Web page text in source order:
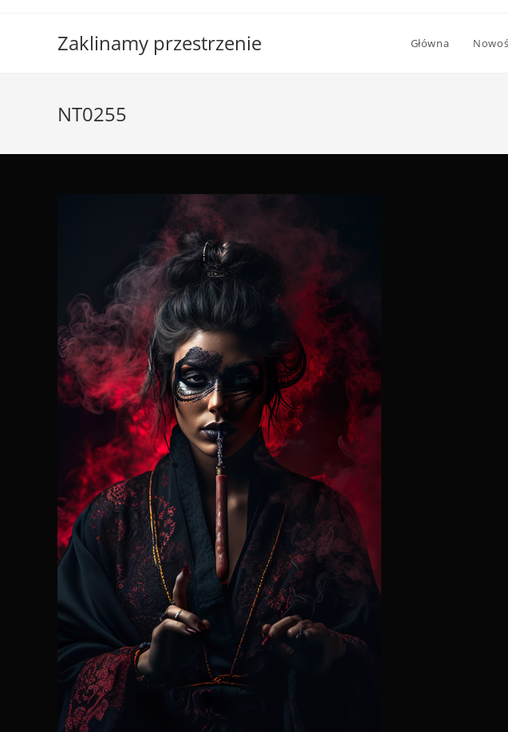
Zaklinamy przestrzenie Główna
NT0255